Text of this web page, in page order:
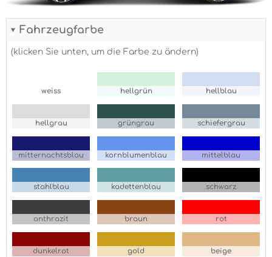
Fahrzeugfarbe
(klicken Sie unten, um die Farbe zu ändern)
weiss hellgrün hellblau
hellgrau grüngrau schiefergrau
mitternachtsblau kornblumenblau mittelblau
stahlblau kadettenblau schwarz
anthrazit braun rot
dunkelrot gold beige